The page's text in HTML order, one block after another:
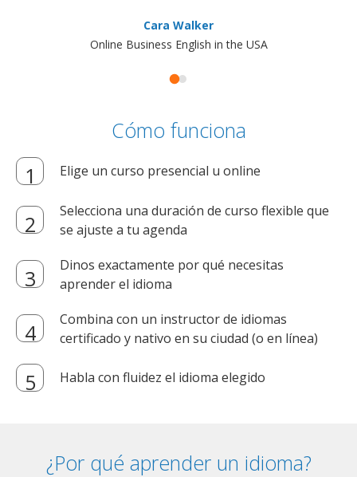
Cara Walker
Online Business English in the USA
Cómo funciona
Elige un curso presencial u online
Selecciona una duración de curso flexible que
se ajuste a tu agenda
Dinos exactamente por qué necesitas
aprender el idioma
Combina con un instructor de idiomas
certificado y nativo en su ciudad (o en línea)
Habla con fluidez el idioma elegido
¿Por qué aprender un idioma?